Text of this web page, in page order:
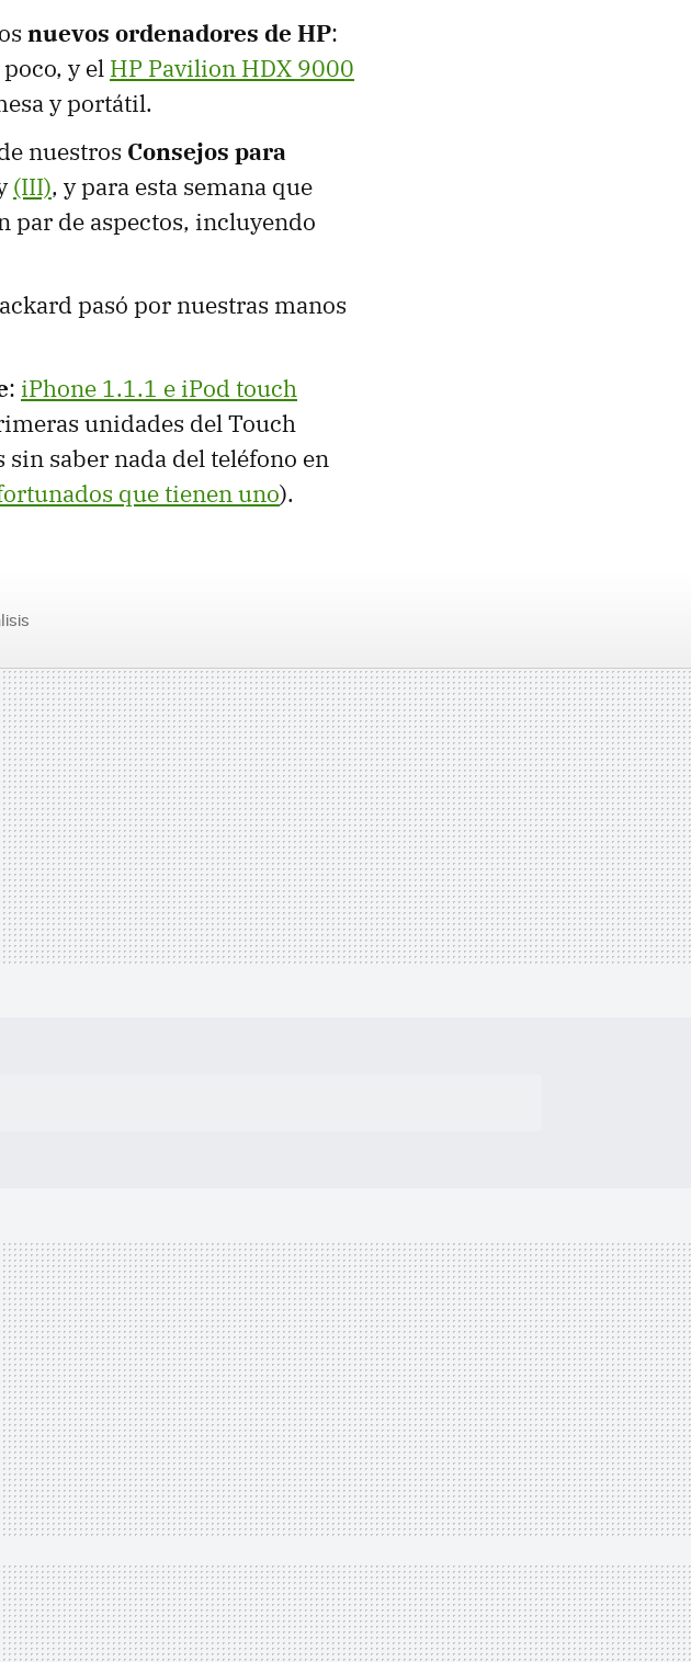
nuevos ordenadores de HP:
y el HP Pavilion HDX 9000
y portátil.
nuestros Consejos para
(III), y para esta semana que
par de aspectos, incluyendo
pasó por nuestras manos
: iPhone 1.1.1 e iPod touch
unidades del Touch
sin saber nada del teléfono en
que tienen uno).